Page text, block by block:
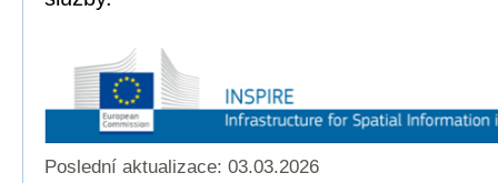
Poslední aktualizace: 03.03.2026